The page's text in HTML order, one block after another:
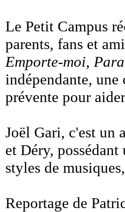
Le Petit Campus
parents, fans et
Emporte-moi,
indépendante, une
prévente pour
Joël Gari, c'est un
et Déry,
styles de
Reportage de